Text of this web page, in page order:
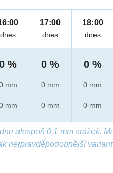
dnes
%
mm
mm
17:00
dnes
0 %
0 mm
0 mm
18:00
dnes
0 %
0 mm
0 mm
alespoň 0,1 mm srážek.
nejpravděpodobnější